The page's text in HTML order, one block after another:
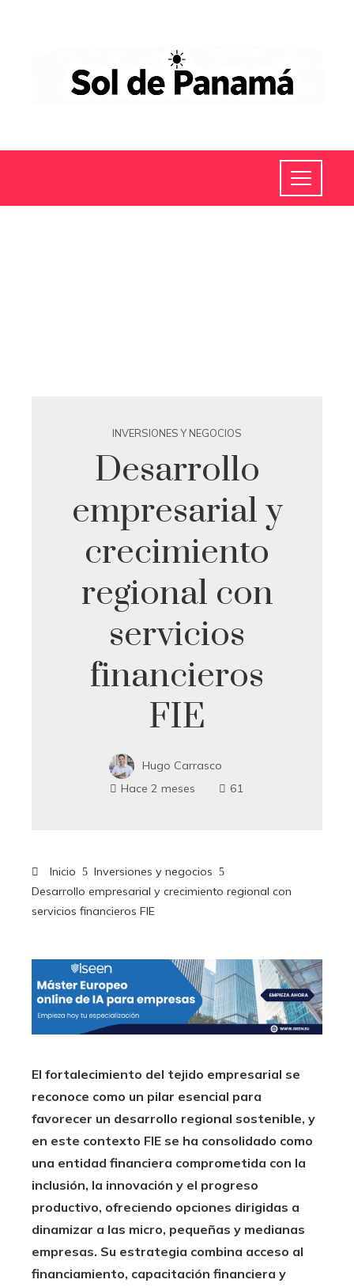
INVERSIONES Y NEGOCIOS
Desarrollo
empresarial y
crecimiento
regional con
servicios
financieros
FIE
Hugo Carrasco
Hace 2 meses
61
Inicio
Inversiones y negocios
Desarrollo empresarial y crecimiento regional con
servicios financieros FIE
El fortalecimiento del tejido empresarial se
reconoce como un pilar esencial para
favorecer un desarrollo regional sostenible, y
en este contexto FIE se ha consolidado como
una entidad financiera comprometida con la
inclusión, la innovación y el progreso
productivo, ofreciendo opciones dirigidas a
dinamizar a las micro, pequeñas y medianas
empresas. Su estrategia combina acceso al
financiamiento, capacitación financiera y